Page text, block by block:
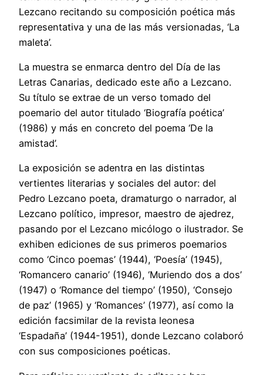
Lezcano recitando su composición poética más
representativa y una de las más versionadas, ‘La
maleta’.
La muestra se enmarca dentro del Día de las
Letras Canarias, dedicado este año a Lezcano.
Su título se extrae de un verso tomado del
poemario del autor titulado ‘Biografía poética’
(1986) y más en concreto del poema ‘De la
amistad’.
La exposición se adentra en las distintas
vertientes literarias y sociales del autor: del
Pedro Lezcano poeta, dramaturgo o narrador, al
Lezcano político, impresor, maestro de ajedrez,
pasando por el Lezcano micólogo o ilustrador. Se
exhiben ediciones de sus primeros poemarios
como ‘Cinco poemas’ (1944), ‘Poesía’ (1945),
‘Romancero canario’ (1946), ‘Muriendo dos a dos’
(1947) o ‘Romance del tiempo’ (1950), ‘Consejo
de paz’ (1965) y ‘Romances’ (1977), así como la
edición facsimilar de la revista leonesa
‘Espadaña’ (1944-1951), donde Lezcano colaboró
con sus composiciones poéticas.